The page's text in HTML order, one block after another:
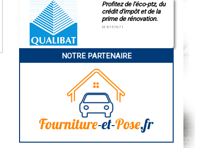
Montluçon
Manosque
Gap
Charleville-Mézières
Pamiers
Narbonne
Brive-la-Gaillarde
Guéret
Profitez de l'éco-ptz, du
crédit d'impôt et de la
prime de rénovation.
N°E157671
NOTRE PARTENAIRE